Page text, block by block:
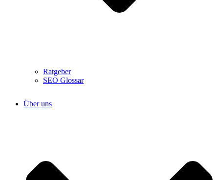
Ratgeber
SEO Glossar
Über uns